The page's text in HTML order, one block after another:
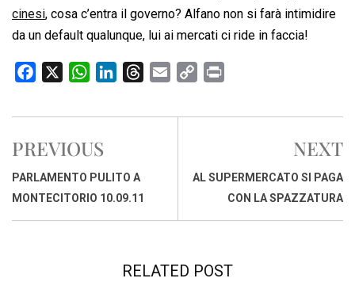
cinesi, cosa c’entra il governo? Alfano non si farà intimidire
da un default qualunque, lui ai mercati ci ride in faccia!
c
b
o
o
W
a
s
A
p
n
d
I
r
a
p
i
i
PREVIOUS
PARLAMENTO PULITO A
MONTECITORIO 10.09.11
NEXT
AL SUPERMERCATO SI PAGA
CON LA SPAZZATURA
RELATED POST